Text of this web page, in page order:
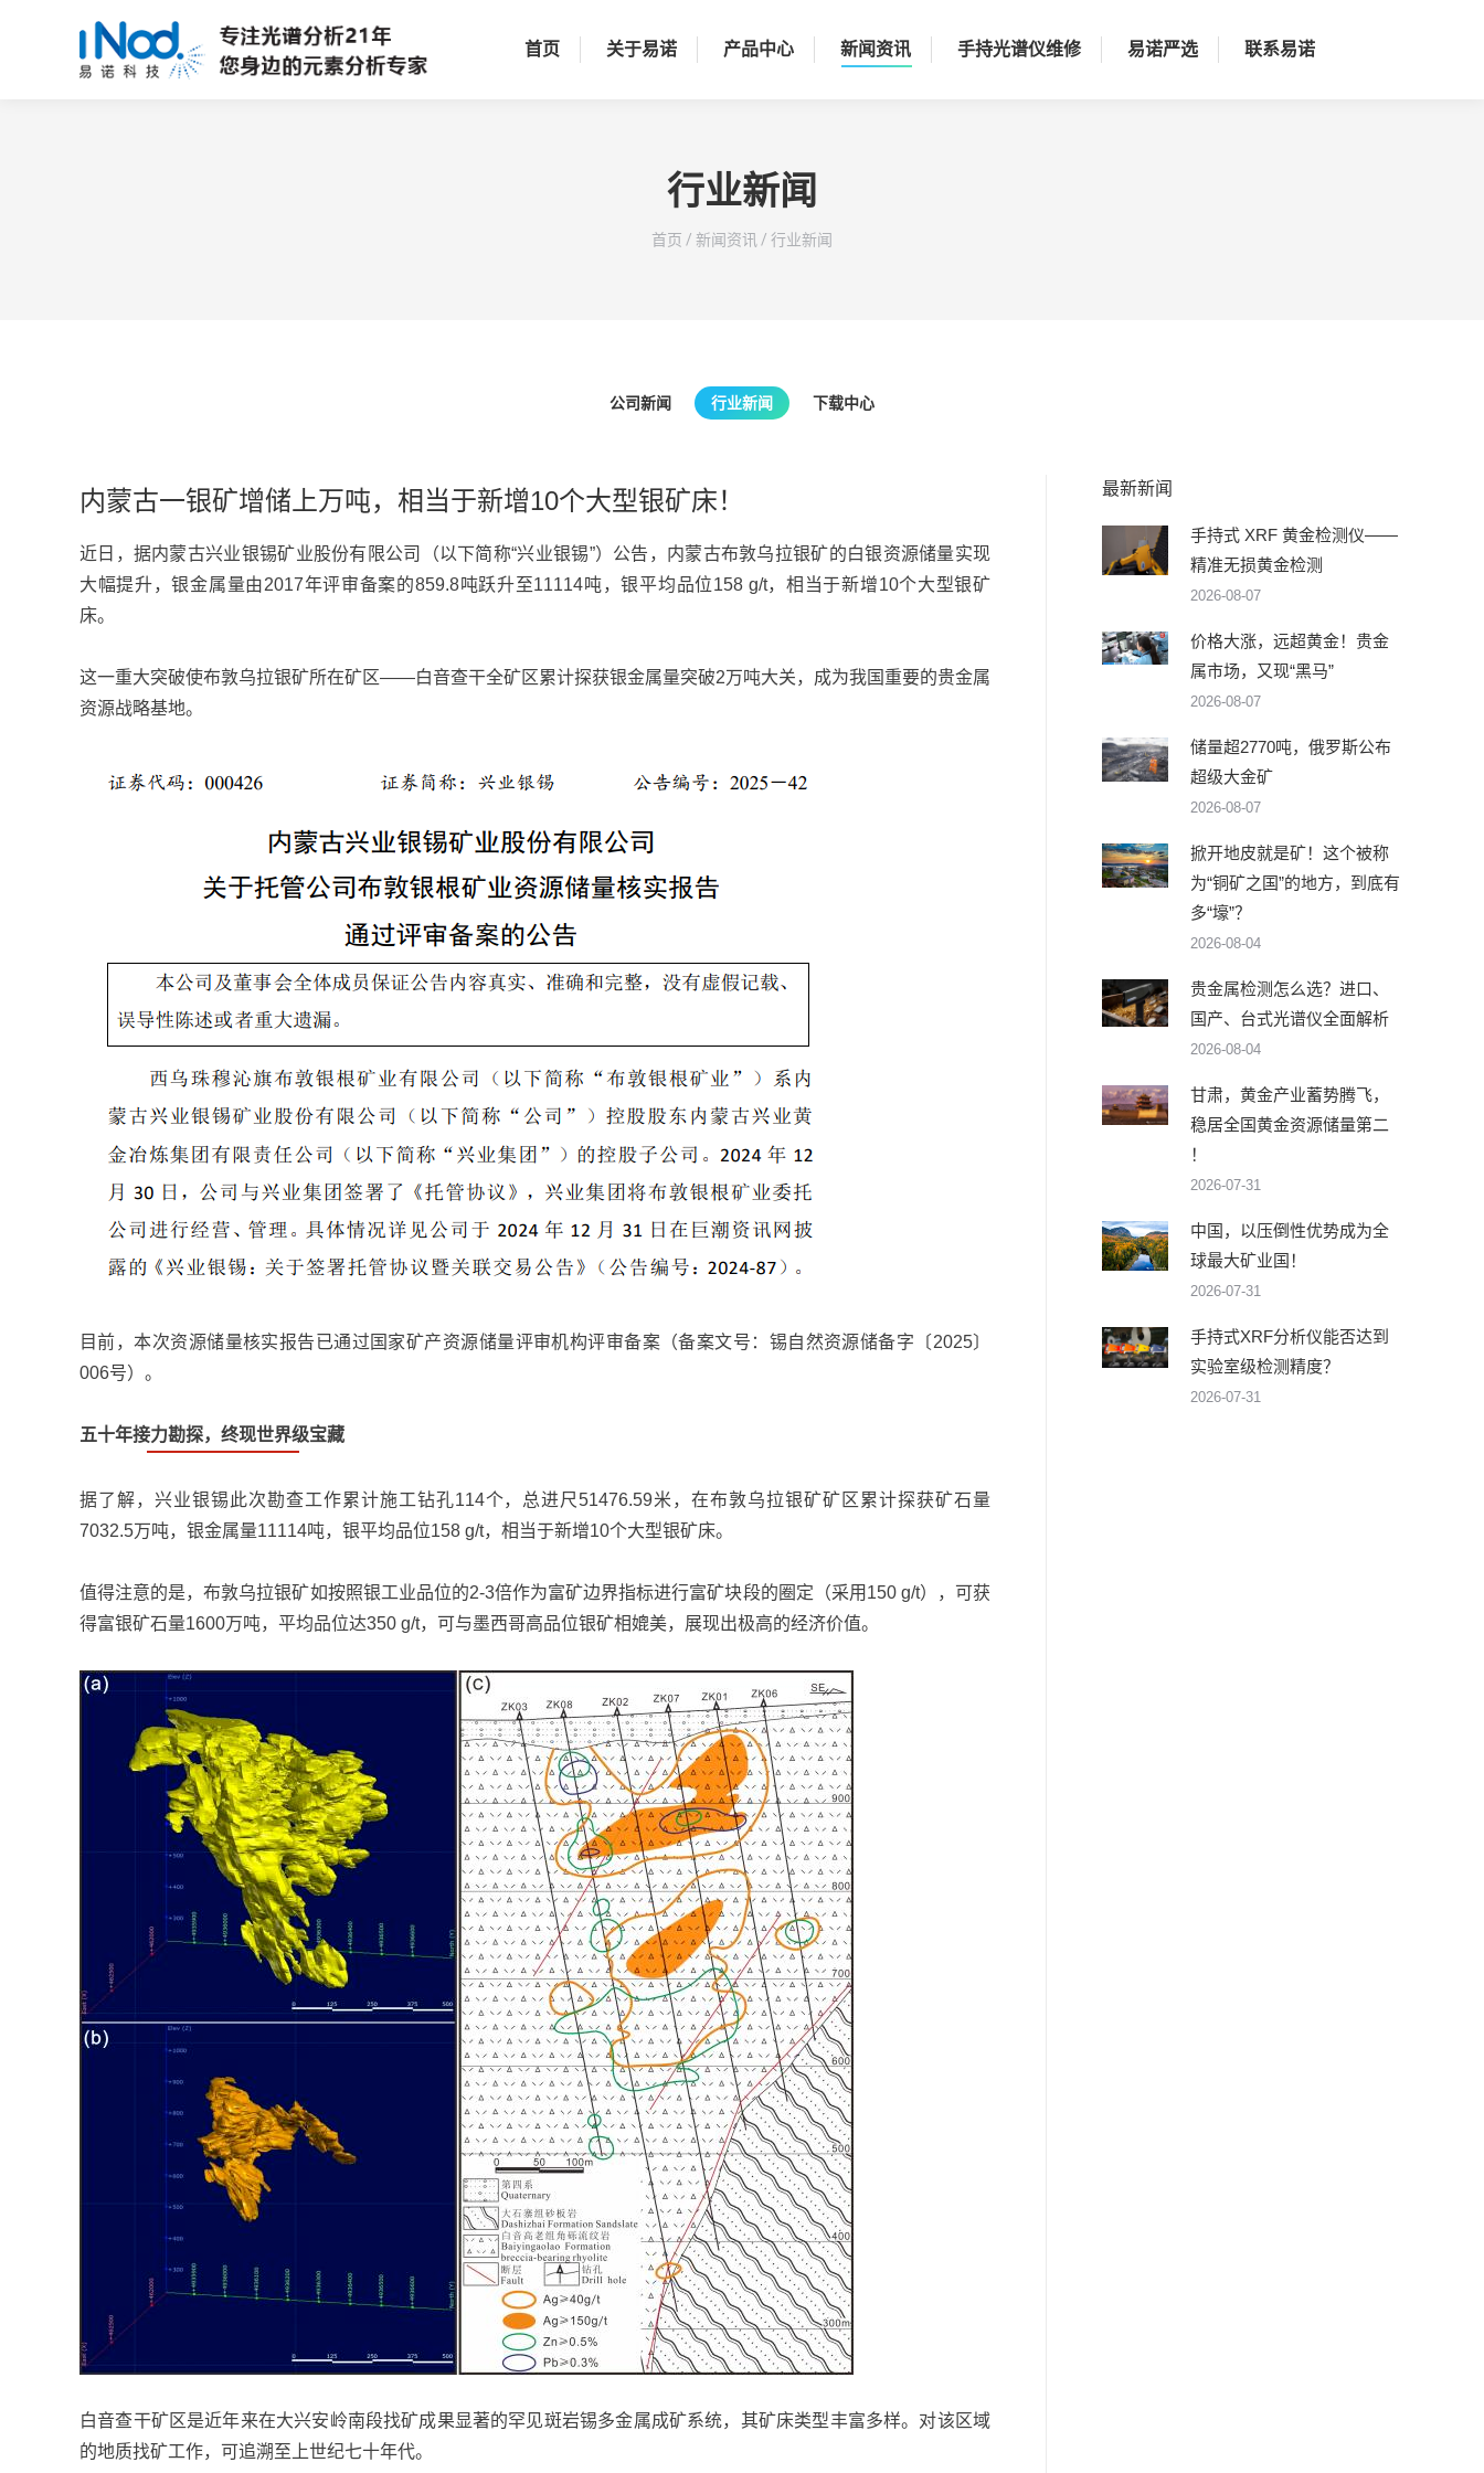
首页 关于易诺 产品中心 新闻资讯 手持光谱仪维修 易诺严选 联系易诺
行业新闻
您在这里：
首页 / 新闻资讯 / 行业新闻
公司新闻 行业新闻 下载中心
内蒙古一银矿增储上万吨，相当于新增10个大型银矿床！
近日，据内蒙古兴业银锡矿业股份有限公司（以下简称“兴业银锡”）公告，内蒙古布敦乌拉银矿的白银资源储量实现
大幅提升，银金属量由2017年评审备案的859.8吨跃升至11114吨，银平均品位158 g/t，相当于新增10个大型银矿
床。
这一重大突破使布敦乌拉银矿所在矿区——白音查干全矿区累计探获银金属量突破2万吨大关，成为我国重要的贵金属
资源战略基地。
目前，本次资源储量核实报告已通过国家矿产资源储量评审机构评审备案（备案文号：锡自然资源储备字〔2025〕
006号）。
五十年接力勘探，终现世界级宝藏
据了解，兴业银锡此次勘查工作累计施工钻孔114个，总进尺51476.59米，在布敦乌拉银矿矿区累计探获矿石量
7032.5万吨，银金属量11114吨，银平均品位158 g/t，相当于新增10个大型银矿床。
值得注意的是，布敦乌拉银矿如按照银工业品位的2-3倍作为富矿边界指标进行富矿块段的圈定（采用150 g/t），可获
得富银矿石量1600万吨，平均品位达350 g/t，可与墨西哥高品位银矿相媲美，展现出极高的经济价值。
白音查干矿区是近年来在大兴安岭南段找矿成果显著的罕见斑岩锡多金属成矿系统，其矿床类型丰富多样。对该区域
的地质找矿工作，可追溯至上世纪七十年代。
最新新闻
手持式 XRF 黄金检测仪——
精准无损黄金检测
2026-08-07
价格大涨，远超黄金！贵金
属市场，又现“黑马”
2026-08-07
储量超2770吨，俄罗斯公布
超级大金矿
2026-08-07
掀开地皮就是矿！这个被称
为“铜矿之国”的地方，到底有
多“壕”？
2026-08-04
贵金属检测怎么选？进口、
国产、台式光谱仪全面解析
2026-08-04
甘肃，黄金产业蓄势腾飞，
稳居全国黄金资源储量第二
！
2026-07-31
中国，以压倒性优势成为全
球最大矿业国！
2026-07-31
手持式XRF分析仪能否达到
实验室级检测精度？
2026-07-31